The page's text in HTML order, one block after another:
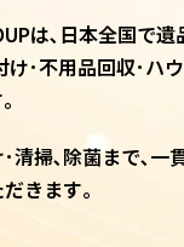
は､日本全国で遺
け･不用品回収･ハ
清掃､除菌まで､一
きます｡